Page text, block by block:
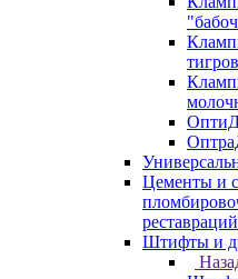
Цементы и
реставраций
Штифты и